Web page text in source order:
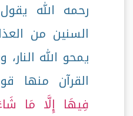
رحمه الله
السنين من
يمحو الله
القرآن منها
فِيهَا إِلَّا مَا